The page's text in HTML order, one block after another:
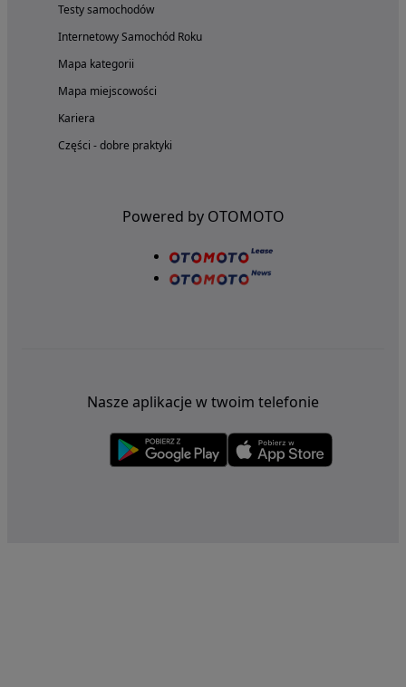
Testy samochodów
Internetowy Samochód Roku
Mapa kategorii
Mapa miejscowości
Kariera
Części - dobre praktyki
Powered by OTOMOTO
Nasze aplikacje w twoim telefonie